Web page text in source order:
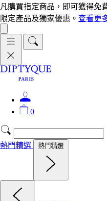
凡購買指定商品，即可獲得免
限定產品及獨家優惠。 查看更
0
熱門精選 熱門精選